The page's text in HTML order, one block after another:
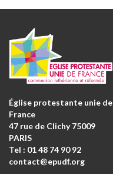
Église protestante unie de
France
47 rue de Clichy 75009
PARIS
Tel : 01 48 74 90 92
contact@epudf.org